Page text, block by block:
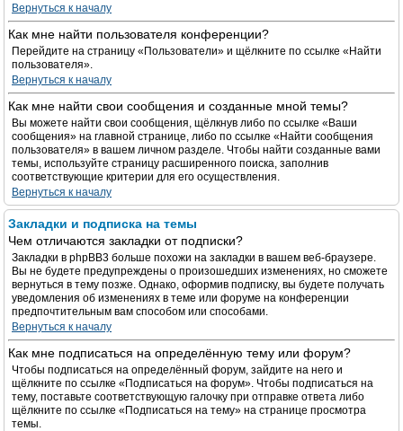
Вернуться к началу
Как мне найти пользователя конференции?
Перейдите на страницу «Пользователи» и щёлкните по ссылке «Найти
пользователя».
Вернуться к началу
Как мне найти свои сообщения и созданные мной темы?
Вы можете найти свои сообщения, щёлкнув либо по ссылке «Ваши
сообщения» на главной странице, либо по ссылке «Найти сообщения
пользователя» в вашем личном разделе. Чтобы найти созданные вами
темы, используйте страницу расширенного поиска, заполнив
соответствующие критерии для его осуществления.
Вернуться к началу
Закладки и подписка на темы
Чем отличаются закладки от подписки?
Закладки в phpBB3 больше похожи на закладки в вашем веб-браузере.
Вы не будете предупреждены о произошедших изменениях, но сможете
вернуться в тему позже. Однако, оформив подписку, вы будете получать
уведомления об изменениях в теме или форуме на конференции
предпочтительным вам способом или способами.
Вернуться к началу
Как мне подписаться на определённую тему или форум?
Чтобы подписаться на определённый форум, зайдите на него и
щёлкните по ссылке «Подписаться на форум». Чтобы подписаться на
тему, поставьте соответствующую галочку при отправке ответа либо
щёлкните по ссылке «Подписаться на тему» на странице просмотра
темы.